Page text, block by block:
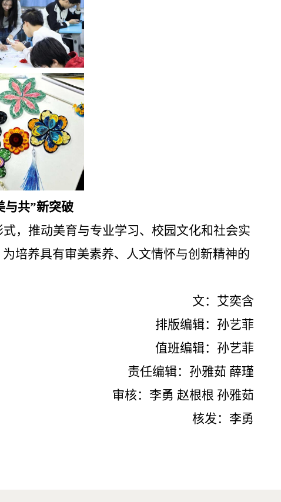
与共”新突破
，推动美育与专业学习、校园文化和社会实
培养具有审美素养、人文情怀与创新精神的
文：艾奕含
排版编辑：孙艺菲
值班编辑：孙艺菲
责任编辑：孙雅茹 薛瑾
审核：李勇 赵根根 孙雅茹
核发：李勇